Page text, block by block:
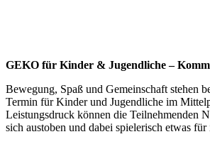
GEKO für Kinder & Jugendliche –
Bewegung, Spaß und Gemeinschaft stehen
Termin für Kinder und Jugendliche im
Leistungsdruck können die Teilnehmenden
sich austoben und dabei spielerisch etwas